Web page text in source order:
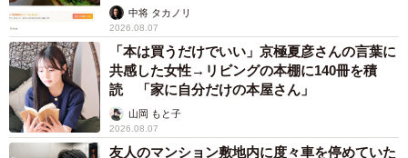
中将 タカノリ
2026.08.07
「本は買うだけでいい」京極夏彦さんの言葉に
共感した女性→リビングの本棚に140冊を積
読 「家に自分だけの本屋さん」
山岡 もと子
2026.08.07
友人のマンション敷地内に度々車を停めていた